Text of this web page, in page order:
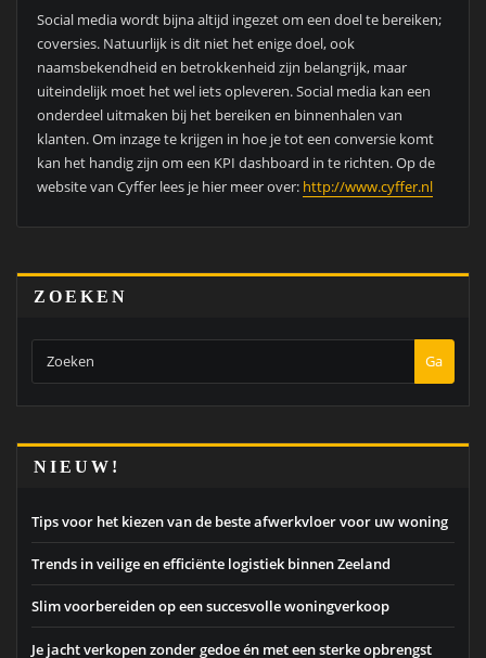
Social media wordt bijna altijd ingezet om een doel te bereiken;
coversies. Natuurlijk is dit niet het enige doel, ook
naamsbekendheid en betrokkenheid zijn belangrijk, maar
uiteindelijk moet het wel iets opleveren. Social media kan een
onderdeel uitmaken bij het bereiken en binnenhalen van
klanten. Om inzage te krijgen in hoe je tot een conversie komt
kan het handig zijn om een KPI dashboard in te richten. Op de
website van Cyffer lees je hier meer over: http://www.cyffer.nl
ZOEKEN
Ga
NIEUW!
Tips voor het kiezen van de beste afwerkvloer voor uw woning
Trends in veilige en efficiënte logistiek binnen Zeeland
Slim voorbereiden op een succesvolle woningverkoop
Je jacht verkopen zonder gedoe én met een sterke opbrengst